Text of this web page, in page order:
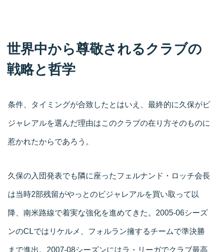
世界中から尊敬されるクラブの
戦略と哲学
条件、タイミングが合致したとはいえ、最終的に久保がビ
ジャレアルを選んだ理由はこのクラブの在り方そのものに
惹かれたからであろう。
久保の入団発表でも隣に座ったフェルナンド・ロッチ会長
は当時2部残留がやっとのビジャレアルを買い取って以
降、南米路線で着実な強化を進めてきた。2005-06シーズ
ンのCLではリケルメ、フォルラン擁するチームで準決勝
まで進出。2007-08シーズンにはラ・リーガでクラブ最高